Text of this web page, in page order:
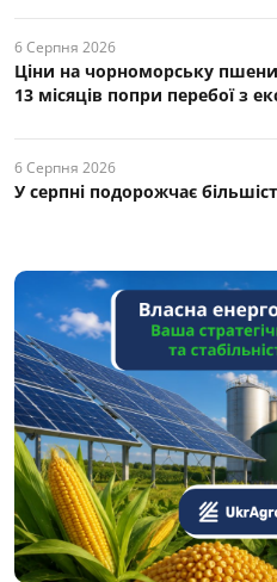
6 Серпня 2026
Ціни на чорноморську
13 місяців попри перебої з
6 Серпня 2026
У серпні подорожчає